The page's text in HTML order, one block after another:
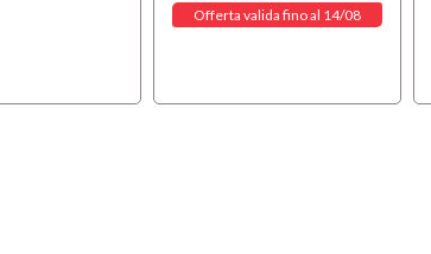
Offerta valida fino al 14/08